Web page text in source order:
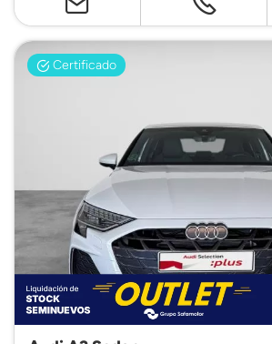
Certificado